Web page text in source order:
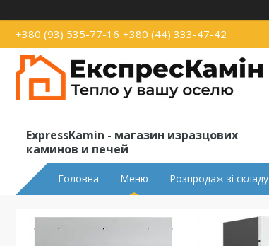
+380 (93) 535-77-16 +380 (44) 333-47-42
ExpressKamin - магазин изразцових
каминов и печей
Головна Меню Розпродаж зі складу